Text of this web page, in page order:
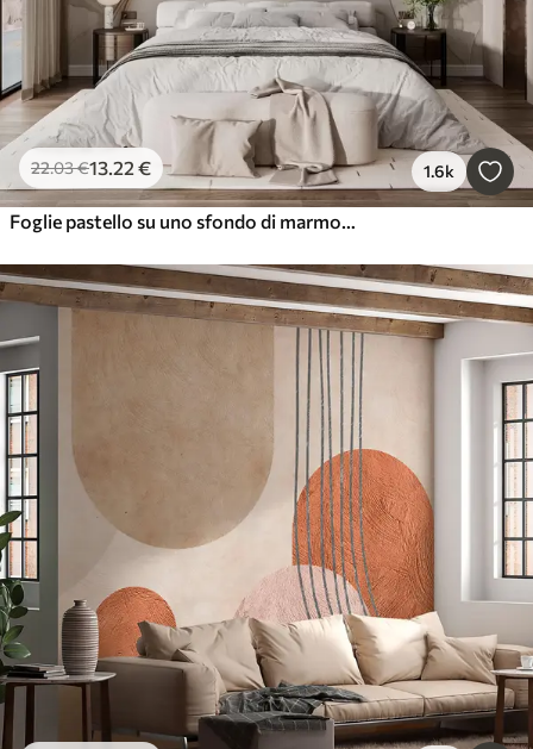
22.03€13.22 € 1.6k
Foglie pastello su uno sfondo di marmo nei toni del beige